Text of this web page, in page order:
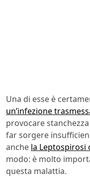
Una di esse è
un’infezione
provocare
far sorgere
anche la Leptospirosi
modo: è molto
questa malattia.